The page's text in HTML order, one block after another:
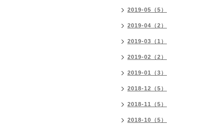
2019-05（5）
2019-04（2）
2019-03（1）
2019-02（2）
2019-01（3）
2018-12（5）
2018-11（5）
2018-10（5）